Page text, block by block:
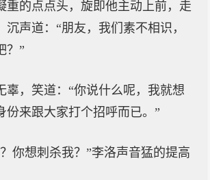
重的点点头，旋即他主动上前，走
沉声道：“朋友，我们素不相识，
？”
辜，笑道：“你说什么呢，我就想
份来跟大家打个招呼而已。”
你想刺杀我？”李洛声音猛的提高